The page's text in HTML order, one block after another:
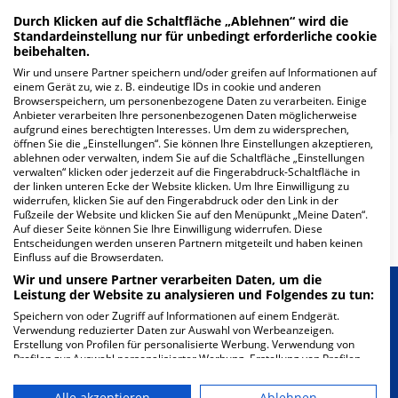
Zentrum für Augenheilkunde -
Klinik und Poliklinik für
Allgemeine Augenheilkunde
WeitereFachabteilungen 32
Mehr Informationen
Besondere Merkmale
Berücksichtigung von besonderem
Durch Klicken auf die Schaltfläche „Ablehnen“ wird die
Standardeinstellung nur für unbedingt erforderliche cookie
beibehalten.
Wir und unsere Partner speichern und/oder greifen auf Informationen auf
einem Gerät zu, wie z. B. eindeutige IDs in cookie und anderen
Browserspeichern, um personenbezogene Daten zu verarbeiten. Einige
Anbieter verarbeiten Ihre personenbezogenen Daten möglicherweise
aufgrund eines berechtigten Interesses. Um dem zu widersprechen,
öffnen Sie die „Einstellungen“. Sie können Ihre Einstellungen akzeptieren,
ablehnen oder verwalten, indem Sie auf die Schaltfläche „Einstellungen
verwalten“ klicken oder jederzeit auf die Fingerabdruck-Schaltfläche in
der linken unteren Ecke der Website klicken. Um Ihre Einwilligung zu
widerrufen, klicken Sie auf den Fingerabdruck oder den Link in der
Fußzeile der Website und klicken Sie auf den Menüpunkt „Meine Daten“.
Auf dieser Seite können Sie Ihre Einwilligung widerrufen. Diese
Entscheidungen werden unseren Partnern mitgeteilt und haben keinen
Einfluss auf die Browserdaten.
Wir und unsere Partner verarbeiten Daten, um die
Leistung der Website zu analysieren und Folgendes zu tun:
Speichern von oder Zugriff auf Informationen auf einem Endgerät.
Verwendung reduzierter Daten zur Auswahl von Werbeanzeigen.
Erstellung von Profilen für personalisierte Werbung. Verwendung von
Profilen zur Auswahl personalisierter Werbung. Erstellung von Profilen
personalisierter Inhalte. Messung der Werbeleistung. Messung der